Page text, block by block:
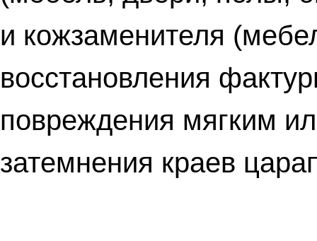
и кожзаменителя
восстановления
повреждения мягким
затемнения краев